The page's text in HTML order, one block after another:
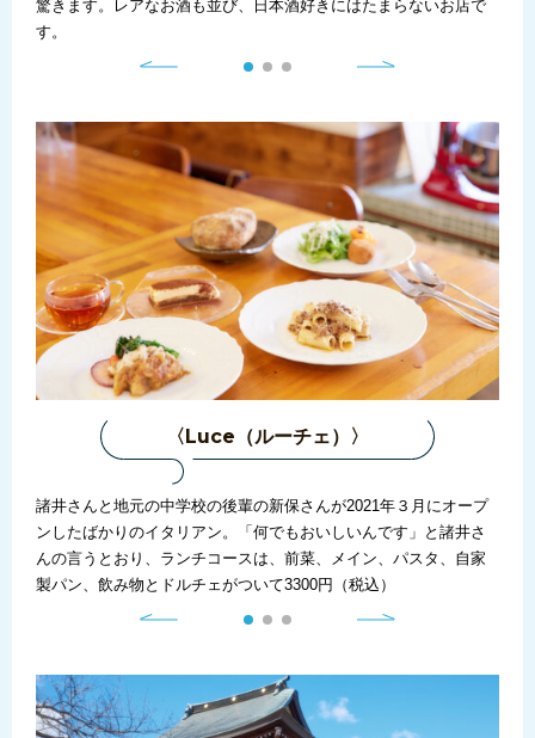
驚きます。レアなお酒も並び、日本酒好きにはたまらないお店で
す。
〈Luce（ルーチェ）〉
諸井さんと地元の中学校の後輩の新保さんが2021年３月にオープ
ンしたばかりのイタリアン。「何でもおいしいんです」と諸井さ
んの言うとおり、ランチコースは、前菜、メイン、パスタ、自家
製パン、飲み物とドルチェがついて3300円（税込）